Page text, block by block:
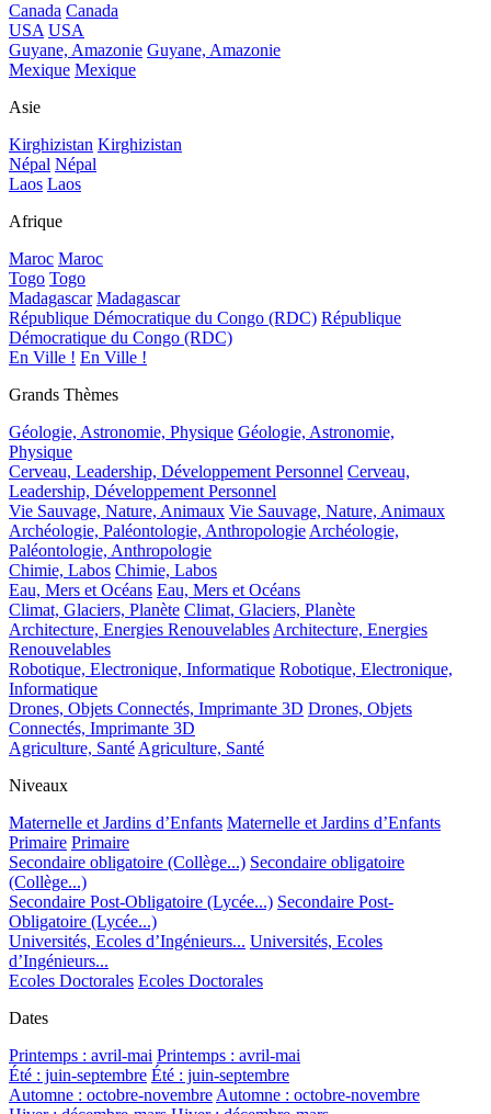
Canada Canada
USA USA
Guyane, Amazonie Guyane, Amazonie
Mexique Mexique
Asie
Kirghizistan Kirghizistan
Népal Népal
Laos Laos
Afrique
Maroc Maroc
Togo Togo
Madagascar Madagascar
République Démocratique du Congo (RDC) République
Démocratique du Congo (RDC)
En Ville ! En Ville !
Grands Thèmes
Géologie, Astronomie, Physique Géologie, Astronomie,
Physique
Cerveau, Leadership, Développement Personnel Cerveau,
Leadership, Développement Personnel
Vie Sauvage, Nature, Animaux Vie Sauvage, Nature, Animaux
Archéologie, Paléontologie, AnthropologieArchéologie,
Paléontologie, Anthropologie
Chimie, Labos Chimie, Labos
Eau, Mers et Océans Eau, Mers et Océans
Climat, Glaciers, Planète Climat, Glaciers, Planète
Architecture, Energies RenouvelablesArchitecture, Energies
Renouvelables
Robotique, Electronique, Informatique Robotique, Electronique,
Informatique
Drones, Objets Connectés, Imprimante 3D Drones, Objets
Connectés, Imprimante 3D
Agriculture, SantéAgriculture, Santé
Niveaux
Maternelle et Jardins d’Enfants Maternelle et Jardins d’Enfants
Primaire Primaire
Secondaire obligatoire (Collège...) Secondaire obligatoire
(Collège...)
Secondaire Post-Obligatoire (Lycée...) Secondaire Post-
Obligatoire (Lycée...)
Universités, Ecoles d’Ingénieurs... Universités, Ecoles
d’Ingénieurs...
Ecoles Doctorales Ecoles Doctorales
Dates
Printemps : avril-mai Printemps : avril-mai
Été : juin-septembre Été : juin-septembre
Automne : octobre-novembreAutomne : octobre-novembre